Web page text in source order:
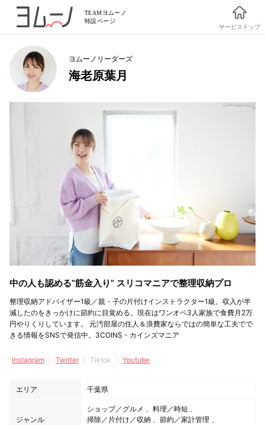
TEAMヨムーノ
特設ページ
サービストップ
ヨムーノリーダーズ
海老原葉月
中の人も認める”筋金入り” スリコマニアで整理収納プロ
整理収納アドバイザー1級／親・子の片付けインストラクター1級。収入が半
減したのをきっかけに節約に目覚める。現在はワンオペ3人家族で食費月2万
円やりくりしています。 元汚部屋の住人＆浪費家ならではの簡単な工夫でで
きる情報をSNSで発信中。3COINS・カインズマニア
Instagram Twitter Tiktok Youtube
エリア 千葉県
ジャンル
ショップ／グルメ
料理／時短
掃除／片付け／収納
節約／家計管理